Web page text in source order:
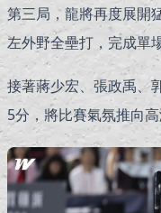
第三局，龍將再度展開
左外野全壘打，完成單
接著蔣少宏、張政禹、
5分，將比賽氣氛推向